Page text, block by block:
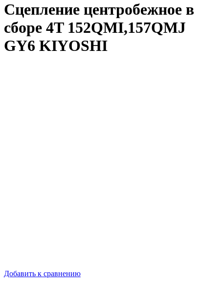
Сцепление центробежное в
сборе 4T 152QMI,157QMJ
GY6 KIYOSHI
Добавить к сравнению